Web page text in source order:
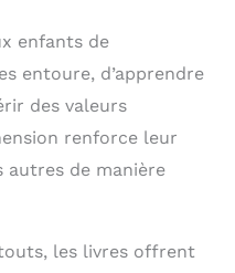
enfants de
entoure, d’apprendre
des valeurs
renforce leur
autres de manière
les livres offrent